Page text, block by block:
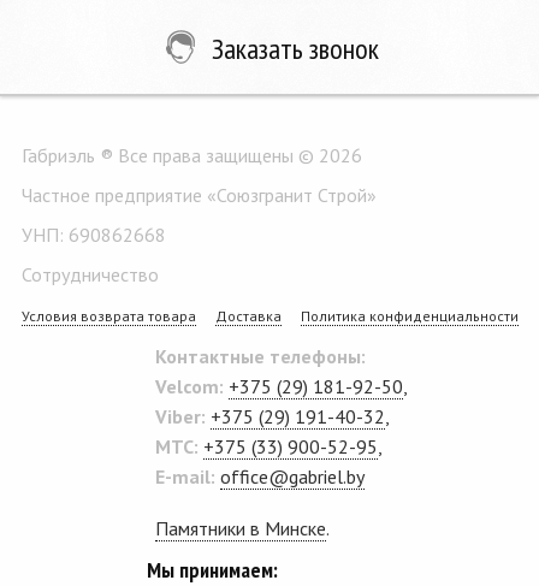
Заказать звонок
Габриэль ® Все права защищены © 2026
Частное предприятие «Союзгранит Строй»
УНП: 690862668
Сотрудничество
Условия возврата товара Доставка Политика конфиденциальности
Контактные телефоны:
Velcom: +375 (29) 181-92-50
Viber: +375 (29) 191-40-32
MTC: +375 (33) 900-52-95
E-mail: office@gabriel.by
Памятники в Минске.
Мы принимаем: